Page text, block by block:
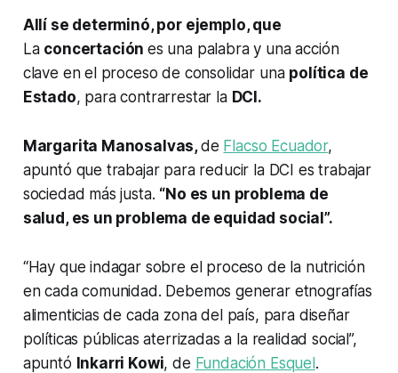
Allí se determinó, por ejemplo, que
La concertación es una palabra y una acción
clave en el proceso de consolidar una política de
Estado, para contrarrestar la DCI.
Margarita Manosalvas,de Flacso Ecuador,
apuntó que trabajar para reducir la DCI es trabajar
sociedad más justa. “No es un problema de
salud, es un problema de equidad social”.
“Hay que indagar sobre el proceso de la nutrición
en cada comunidad. Debemos generar etnografías
alimenticias de cada zona del país, para diseñar
políticas públicas aterrizadas a la realidad social”,
apuntó Inkarri Kowi, de Fundación Esquel.